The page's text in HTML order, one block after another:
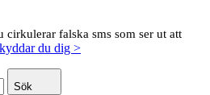
cirkulerar falska sms som ser ut att
du dig >
Sök